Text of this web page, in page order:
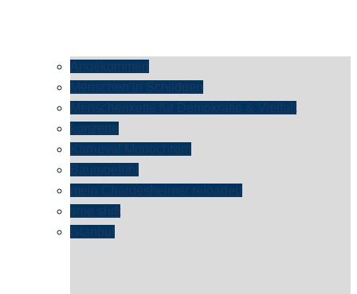
Angekommen
Menschen in Schildgen
Menschenkette für Demokratie & Vielfalt
konzerte
Karneval Monochrom
Baumgefühl
mein Chargesheimer reloaded
time shift
Istanbul